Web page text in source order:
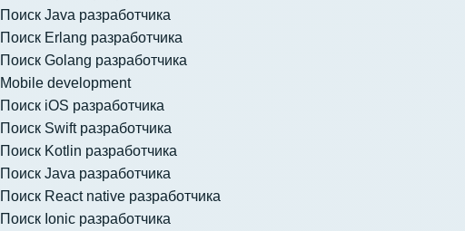
Поиск Java разработчика
Поиск Erlang разработчика
Поиск Golang разработчика
Mobile development
Поиск iOS разработчика
Поиск Swift разработчика
Поиск Kotlin разработчика
Поиск Java разработчика
Поиск React native разработчика
Поиск Ionic разработчика